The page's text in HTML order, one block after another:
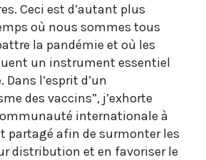
Ceci est d’autant plus
où nous sommes tous
la pandémie et où les
un instrument essentiel
l’esprit d’un
des vaccins”, j’exhorte
internationale à
partagé afin de surmonter les
distribution et en favoriser le